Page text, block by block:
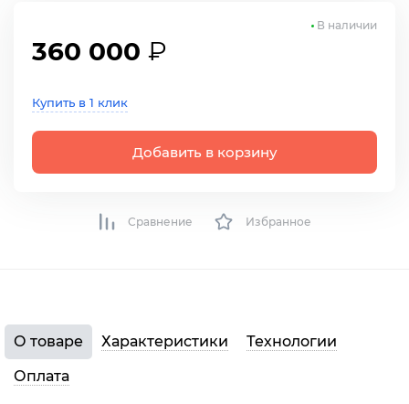
360 000 ₽
Купить в 1 клик
Добавить в корзину
В наличии
Сравнение Избранное
О товаре Характеристики
Технологии
Оплата